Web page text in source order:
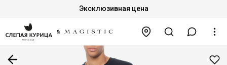
Эксклюзивная цена